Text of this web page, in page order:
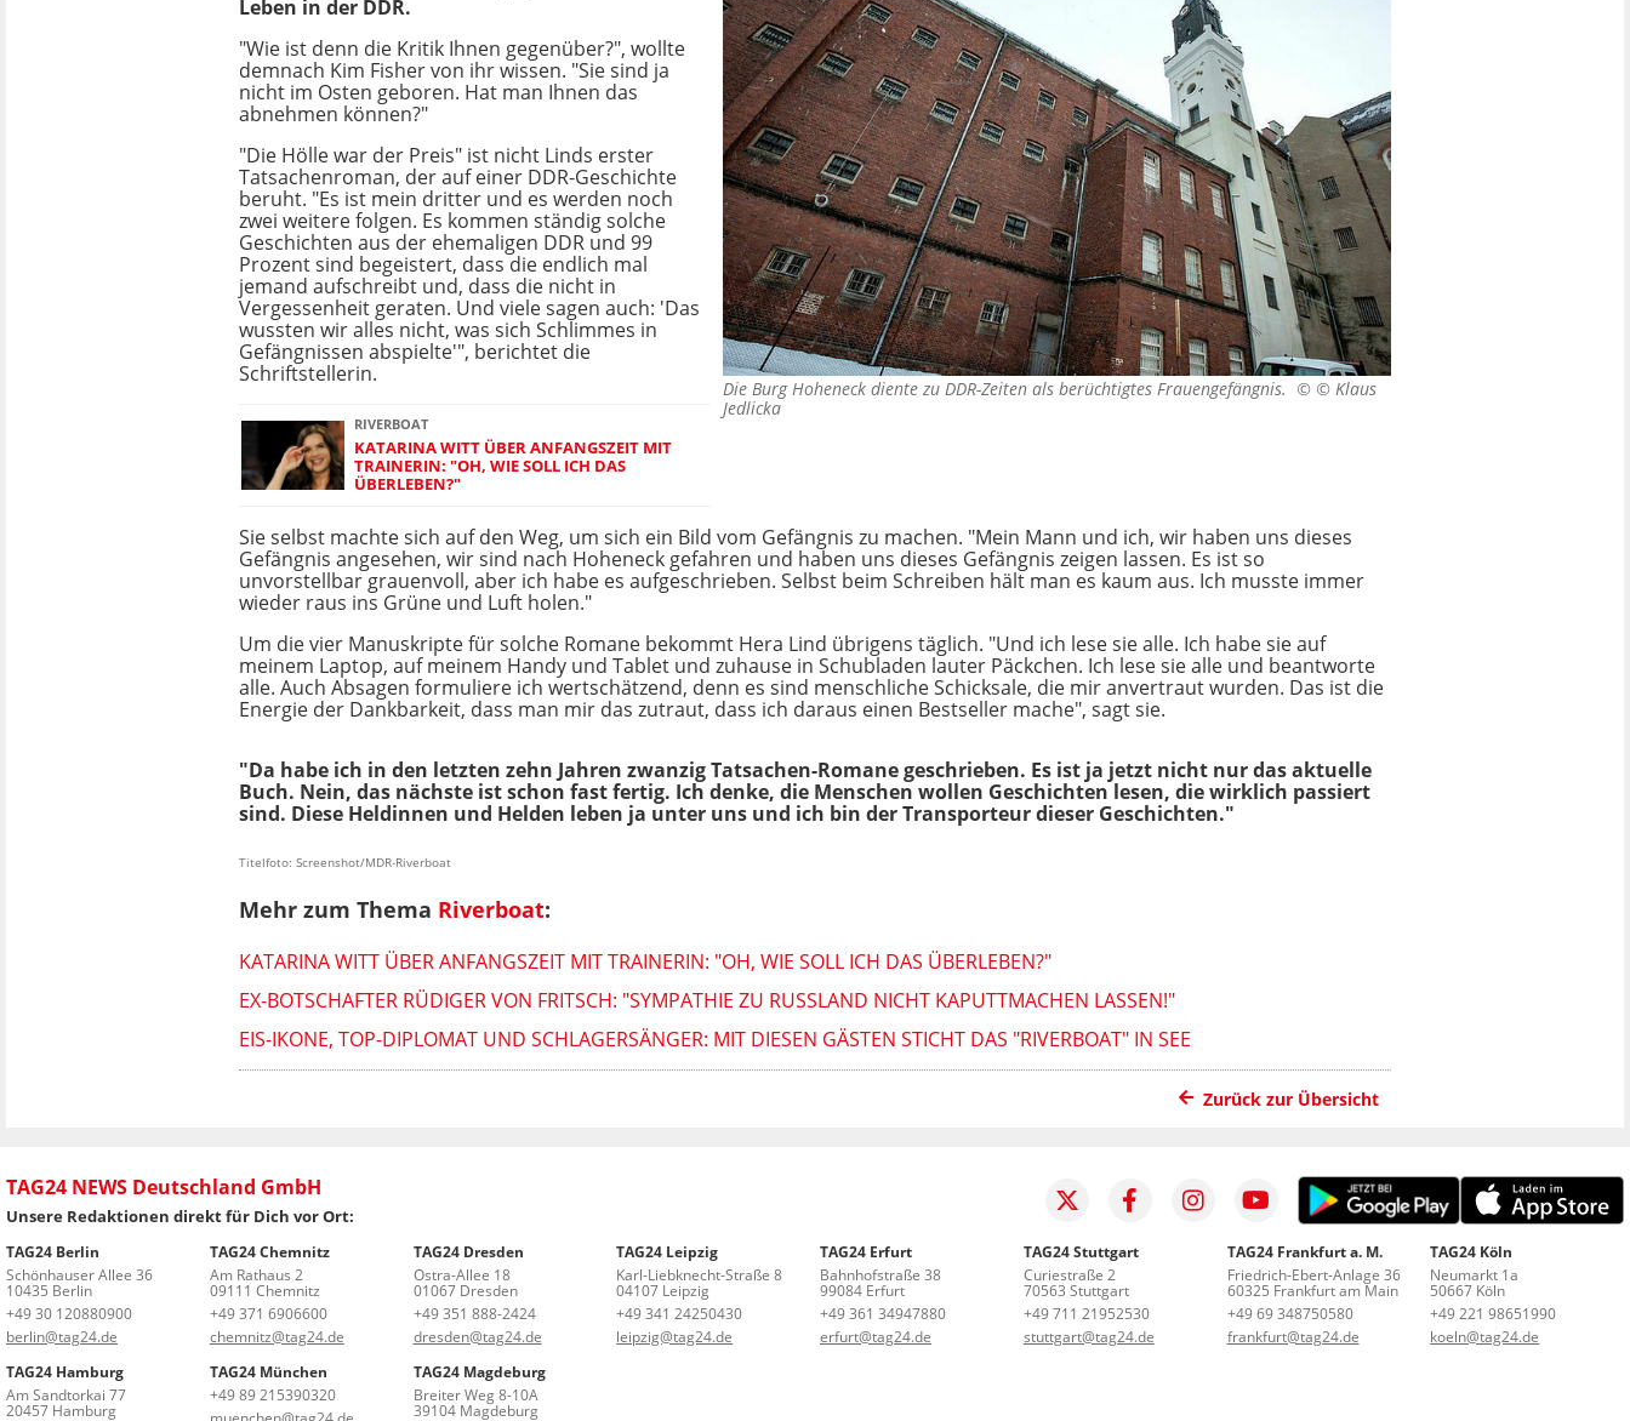
Die Burg Hoheneck diente zu DDR-Zeiten als berüchtigtes Frauengefängnis. © © Klaus
Jedlicka
Leben in der DDR.
"Wie ist denn die Kritik Ihnen gegenüber?", wollte
demnach Kim Fisher von ihr wissen. "Sie sind ja
nicht im Osten geboren. Hat man Ihnen das
abnehmen können?"
"Die Hölle war der Preis" ist nicht Linds erster
Tatsachenroman, der auf einer DDR-Geschichte
beruht. "Es ist mein dritter und es werden noch
zwei weitere folgen. Es kommen ständig solche
Geschichten aus der ehemaligen DDR und 99
Prozent sind begeistert, dass die endlich mal
jemand aufschreibt und, dass die nicht in
Vergessenheit geraten. Und viele sagen auch: 'Das
wussten wir alles nicht, was sich Schlimmes in
Gefängnissen abspielte'", berichtet die
Schriftstellerin.
RIVERBOAT
KATARINA WITT ÜBER ANFANGSZEIT MIT
TRAINERIN: "OH, WIE SOLL ICH DAS
ÜBERLEBEN?"
Sie selbst machte sich auf den Weg, um sich ein Bild vom Gefängnis zu machen. "Mein Mann und ich, wir haben uns dieses
Gefängnis angesehen, wir sind nach Hoheneck gefahren und haben uns dieses Gefängnis zeigen lassen. Es ist so
unvorstellbar grauenvoll, aber ich habe es aufgeschrieben. Selbst beim Schreiben hält man es kaum aus. Ich musste immer
wieder raus ins Grüne und Luft holen."
Um die vier Manuskripte für solche Romane bekommt Hera Lind übrigens täglich. "Und ich lese sie alle. Ich habe sie auf
meinem Laptop, auf meinem Handy und Tablet und zuhause in Schubladen lauter Päckchen. Ich lese sie alle und beantworte
alle. Auch Absagen formuliere ich wertschätzend, denn es sind menschliche Schicksale, die mir anvertraut wurden. Das ist die
Energie der Dankbarkeit, dass man mir das zutraut, dass ich daraus einen Bestseller mache", sagt sie.
"Da habe ich in den letzten zehn Jahren zwanzig Tatsachen-Romane geschrieben. Es ist ja jetzt nicht nur das aktuelle
Buch. Nein, das nächste ist schon fast fertig. Ich denke, die Menschen wollen Geschichten lesen, die wirklich passiert
sind. Diese Heldinnen und Helden leben ja unter uns und ich bin der Transporteur dieser Geschichten."
Titelfoto: Screenshot/MDR-Riverboat
Mehr zum Thema Riverboat:
KATARINA WITT ÜBER ANFANGSZEIT MIT TRAINERIN: "OH, WIE SOLL ICH DAS ÜBERLEBEN?"
EX-BOTSCHAFTER RÜDIGER VON FRITSCH: "SYMPATHIE ZU RUSSLAND NICHT KAPUTTMACHEN LASSEN!"
EIS-IKONE, TOP-DIPLOMAT UND SCHLAGERSÄNGER: MIT DIESEN GÄSTEN STICHT DAS "RIVERBOAT" IN SEE
Zurück zur Übersicht
TAG24 NEWS Deutschland GmbH
Unsere Redaktionen direkt für Dich vor Ort:
TAG24 Berlin
Schönhauser Allee 36
10435 Berlin
+49 30 120880900
berlin@tag24.de
TAG24 Chemnitz
Am Rathaus 2
09111 Chemnitz
+49 371 6906600
chemnitz@tag24.de
TAG24 Dresden
Ostra-Allee 18
01067 Dresden
+49 351 888-2424
dresden@tag24.de
TAG24 Leipzig
Karl-Liebknecht-Straße 8
04107 Leipzig
+49 341 24250430
leipzig@tag24.de
TAG24 Erfurt
Bahnhofstraße 38
99084 Erfurt
+49 361 34947880
erfurt@tag24.de
TAG24 Stuttgart
Curiestraße 2
70563 Stuttgart
+49 711 21952530
stuttgart@tag24.de
TAG24 Frankfurt a. M.
Friedrich-Ebert-Anlage 36
60325 Frankfurt am Main
+49 69 348750580
frankfurt@tag24.de
TAG24 Köln
Neumarkt 1a
50667 Köln
+49 221 98651990
koeln@tag24.de
TAG24 Hamburg
Am Sandtorkai 77
20457 Hamburg
TAG24 München
+49 89 215390320
TAG24 Magdeburg
Breiter Weg 8-10A
39104 Magdeburg